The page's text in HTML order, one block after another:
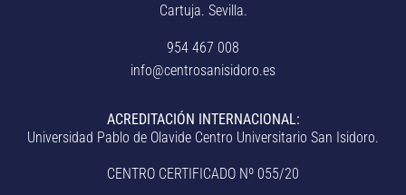
Cartuja. Sevilla.
954 467 008
info@centrosanisidoro.es
ACREDITACIÓN INTERNACIONAL:
Universidad Pablo de Olavide Centro Universitario San Isidoro.
CENTRO CERTIFICADO Nº 055/20